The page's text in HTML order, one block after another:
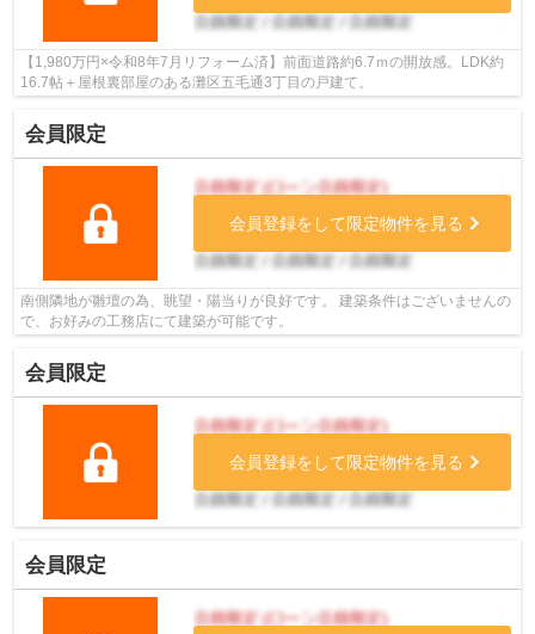
【1,980万円×令和8年7月リフォーム済】前面道路約6.7ｍの開放感。LDK約
16.7帖＋屋根裏部屋のある灘区五毛通3丁目の戸建て。
会員限定
会員登録をして限定物件を見る
南側隣地が雛壇の為、眺望・陽当りが良好です。 建築条件はございませんの
で、お好みの工務店にて建築が可能です。
会員限定
会員登録をして限定物件を見る
会員限定